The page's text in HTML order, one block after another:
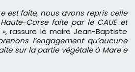
est faite, nous avons repris celle
Corse faite par le CAUE et
, rassure le maire Jean-Baptiste
l’engagement qu’aucune
sur la partie végétale à Mare e